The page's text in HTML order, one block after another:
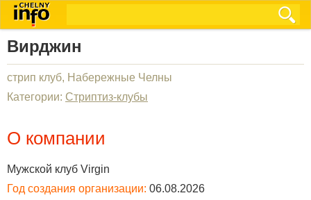
Вирджин
стрип клуб, Набережные Челны
Категории: Стриптиз-клубы
О компании
Мужской клуб Virgin
Год создания организации: 06.08.2026